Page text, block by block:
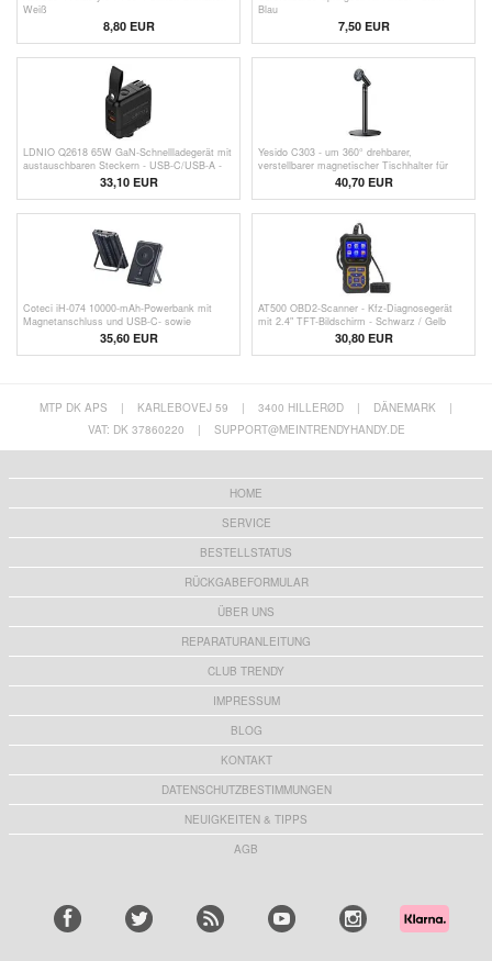
Weiß
8,80 EUR
Blau
7,50 EUR
LDNIO Q2618 65W GaN-Schnellladegerät mit
austauschbaren Steckern - USB-C/USB-A -
33,10 EUR
Yesido C303 - um 360° drehbarer,
verstellbarer magnetischer Tischhalter für
Mobiltelefone - Schwarz40,70 EUR
Coteci iH-074 10000-mAh-Powerbank mit
Magnetanschluss und USB-C- sowie
Lightning-Kabeln - 22.5W - Dunkelblau
35,60 EUR
AT500 OBD2-Scanner - Kfz-Diagnosegerät
mit 2.4" TFT-Bildschirm - Schwarz / Gelb
30,80 EUR
MTP DK APS | KARLEBOVEJ 59 | 3400 HILLERØD | DÄNEMARK
|
VAT: DK 37860220
| SUPPORT@MEINTRENDYHANDY.DE
HOME
SERVICE
BESTELLSTATUS
RÜCKGABEFORMULAR
ÜBER UNS
REPARATURANLEITUNG
CLUB TRENDY
IMPRESSUM
BLOG
KONTAKT
DATENSCHUTZBESTIMMUNGEN
NEUIGKEITEN & TIPPS
AGB